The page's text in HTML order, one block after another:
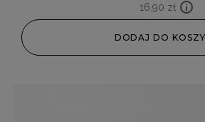
16,90 zł
DODAJ DO